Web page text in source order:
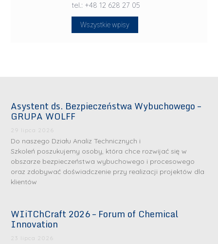
tel.: +48 12 628 27 05
Wszystkie wpisy
Asystent ds. Bezpieczeństwa Wybuchowego –
GRUPA WOLFF
29 lipca 2026
Do naszego Działu Analiz Technicznych i
Szkoleń poszukujemy osoby, która chce rozwijać się w
obszarze bezpieczeństwa wybuchowego i procesowego
oraz zdobywać doświadczenie przy realizacji projektów dla
klientów
WIiTChCraft 2026 – Forum of Chemical
Innovation
23 lipca 2026